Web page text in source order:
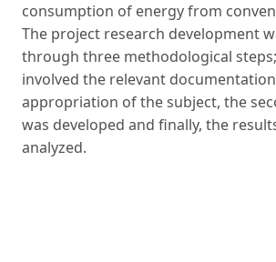
consumption of energy from
The project research development
through three methodological
involved the relevant
appropriation of the subject, the
was developed and finally, the
analyzed.